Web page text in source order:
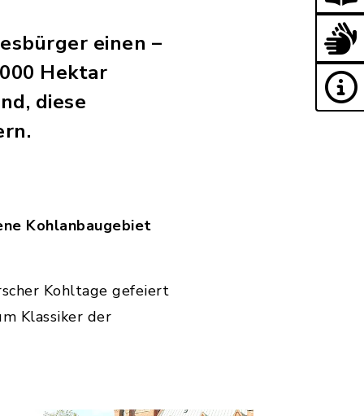
einen –
Hektar
diese
Kohlanbaugebiet
Kohltage gefeiert
Klassiker der